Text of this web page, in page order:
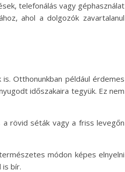
telefonálás vagy géphasználat
ahol a dolgozók zavartalanul
Otthonunkban például érdemes
időszakaira tegyük. Ez nem
rövid séták vagy a friss levegőn
módon képes elnyelni
is bír.